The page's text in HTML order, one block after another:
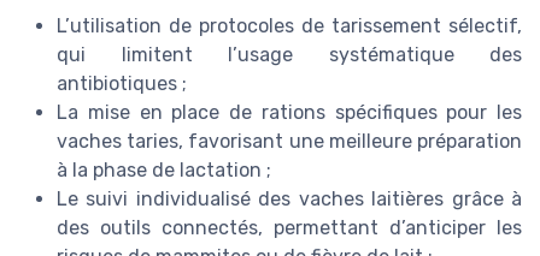
L’utilisation de protocoles de tarissement sélectif,
qui limitent l’usage systématique des
antibiotiques ;
La mise en place de rations spécifiques pour les
vaches taries, favorisant une meilleure préparation
à la phase de lactation ;
Le suivi individualisé des vaches laitières grâce à
des outils connectés, permettant d’anticiper les